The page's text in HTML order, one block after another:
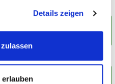
Details zeigen
Wann ist der richtige